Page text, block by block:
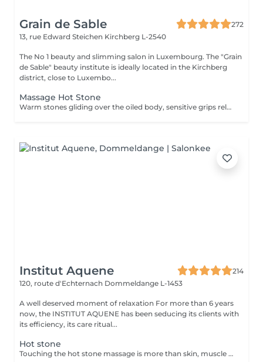
Grain de Sable
272
13, rue Edward Steichen Kirchberg L-2540
The No 1 beauty and slimming salon in Luxembourg. The "Grain
de Sable" beauty institute is ideally located in the Kirchberg
district, close to Luxembo...
Massage Hot Stone
Warm stones gliding over the oiled body, sensitive grips releasing tension. The soothing effect of the hot stone massage has been appreciated for thousands of years.
Institut Aquene
214
120, route d'Echternach Dommeldange L-1453
A well deserved moment of relaxation For more than 6 years
now, the INSTITUT AQUENE has been seducing its clients with
its efficiency, its care ritual...
Hot stone
Touching the hot stone massage is more than skin, muscle or limb. Through this touch, we offer the person a homecoming. The energies of fire specific basalt stones, and cean energy marine stones or marbles water, take them our cells in a whirlwind of surprises the mind can not control. Head wins.